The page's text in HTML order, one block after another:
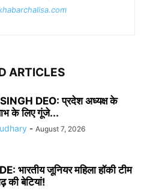
ARTICLES
DEO: प्रदेश अध्यक्ष के
के लिए गूंजे...
- August 7, 2026
भारतीय जूनियर महिला हॉकी टीम
की बेटियां!